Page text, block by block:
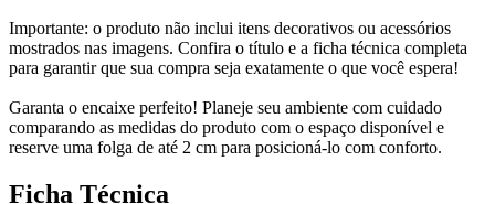
Importante: o produto não inclui itens decorativos ou acessórios
mostrados nas imagens. Confira o título e a ficha técnica completa
para garantir que sua compra seja exatamente o que você espera!
Garanta o encaixe perfeito! Planeje seu ambiente com cuidado
comparando as medidas do produto com o espaço disponível e
reserve uma folga de até 2 cm para posicioná-lo com conforto.
Ficha Técnica